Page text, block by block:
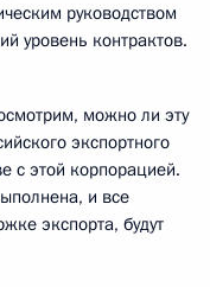
руководством
уровень контрактов.
можно ли эту
экспортного
с этой корпорацией.
и все
экспорта, будут